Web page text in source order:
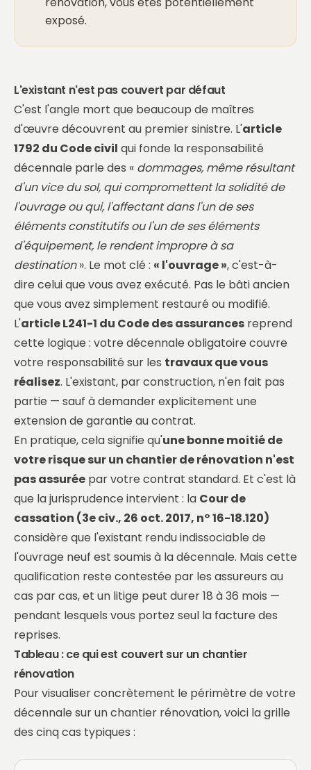
exposé.
L'existant n'est pas couvert par défaut
C'est l'angle mort que beaucoup de maîtres
d'œuvre découvrent au premier sinistre. L'article
1792 du Code civil qui fonde la responsabilité
décennale parle des « dommages, même résultant
d'un vice du sol, qui compromettent la solidité de
l'ouvrage ou qui, l'affectant dans l'un de ses
éléments constitutifs ou l'un de ses éléments
d'équipement, le rendent impropre à sa
destination». Le mot clé : « l'ouvrage », c'est-à-
dire celui que vous avez exécuté. Pas le bâti ancien
que vous avez simplement restauré ou modifié.
L'article L241-1 du Code des assurances reprend
cette logique : votre décennale obligatoire couvre
votre responsabilité sur les travaux que vous
réalisez. L'existant, par construction, n'en fait pas
partie — sauf à demander explicitement une
extension de garantie au contrat.
En pratique, cela signifie qu'une bonne moitié de
votre risque sur un chantier de rénovation n'est
pas assurée par votre contrat standard. Et c'est là
que la jurisprudence intervient : la Cour de
cassation (3e civ., 26 oct. 2017, n° 16-18.120)
considère que l'existant rendu indissociable de
l'ouvrage neuf est soumis à la décennale. Mais cette
qualification reste contestée par les assureurs au
cas par cas, et un litige peut durer 18 à 36 mois —
pendant lesquels vous portez seul la facture des
reprises.
Tableau : ce qui est couvert sur un chantier
rénovation
Pour visualiser concrètement le périmètre de votre
décennale sur un chantier rénovation, voici la grille
des cinq cas typiques :